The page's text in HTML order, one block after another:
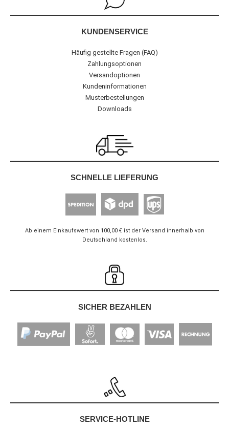
KUNDENSERVICE
Häufig gestellte Fragen (FAQ)
Zahlungsoptionen
Versandoptionen
Kundeninformationen
Musterbestellungen
Downloads
SCHNELLE LIEFERUNG
Ab einem Einkaufswert von 100,00 € ist der Versand innerhalb von
Deutschland kostenlos.
SICHER BEZAHLEN
SERVICE-HOTLINE